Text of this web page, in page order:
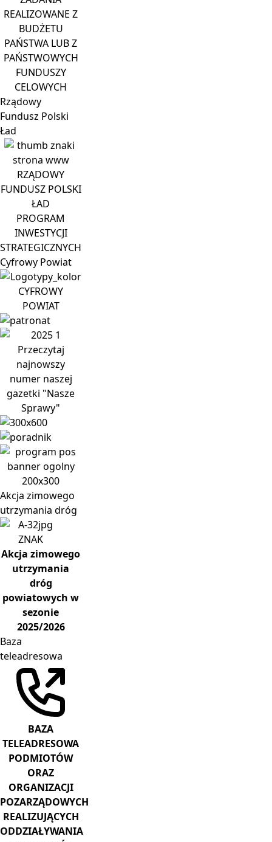
REALIZOWANE Z
BUDŻETU
PAŃSTWA LUB Z
PAŃSTWOWYCH
FUNDUSZY
CELOWYCH
Rządowy
Fundusz Polski
Ład
RZĄDOWY
FUNDUSZ POLSKI
ŁAD
PROGRAM
INWESTYCJI
STRATEGICZNYCH
Cyfrowy Powiat
CYFROWY
POWIAT
Przeczytaj
najnowszy
numer naszej
gazetki "Nasze
Sprawy"
Akcja zimowego
utrzymania dróg
Akcja zimowego
utrzymania
dróg
powiatowych w
sezonie
2025/2026
Baza
teleadresowa
BAZA
TELEADRESOWA
PODMIOTÓW
ORAZ
ORGANIZACJI
POZARZĄDOWYCH
REALIZUJĄCYCH
ODDZIAŁYWANIA